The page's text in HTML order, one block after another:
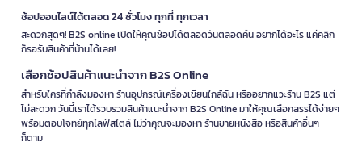
ช้อปออนไลน์ได้ตลอด 24 ชั่วโมง ทุกที่ ทุกเวลา
สะดวกสุดๆ! B2S online เปิดให้คุณช้อปได้ตลอดวันตลอดคืน อยากได้อะไร แค่คลิก
ก็รอรับสินค้าที่บ้านได้เลย!
เลือกช้อปสินค้าแนะนำจาก B2S Online
สำหรับใครที่กำลังมองหา ร้านอุปกรณ์เครื่องเขียนใกล้ฉัน หรืออยากแวะร้าน B2S แต่
ไม่สะดวก วันนี้เราได้รวบรวมสินค้าแนะนำจาก B2S Online มาให้คุณเลือกสรรได้ง่ายๆ
พร้อมตอบโจทย์ทุกไลฟ์สไตล์ ไม่ว่าคุณจะมองหา ร้านขายหนังสือ หรือสินค้าอื่นๆ
ก็ตาม